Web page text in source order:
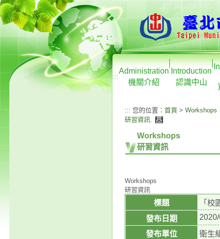
:::
Administration
機關介紹
Introduction
認識中山
::: 您的位置： 首頁 > Workshops
研習資訊.
Workshops
研習資訊
Workshops
研習資訊
標題
「
發布日期
發布單位
衛生